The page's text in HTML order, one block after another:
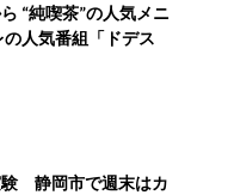
“純喫茶”の人気メニ
人気番組「ドデス
験 静岡市で週末はカ